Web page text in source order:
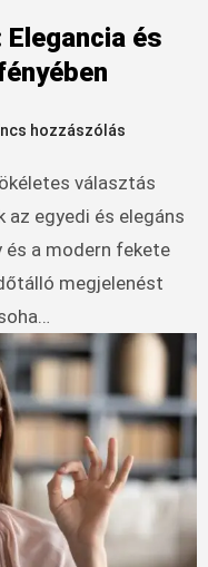
és
hozzászólás
az egyedi és elegáns
és a modern fekete
megjelenést